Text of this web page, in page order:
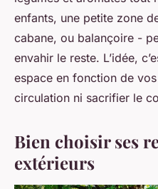
enfants, une petite zone
cabane, ou balançoire -
envahir le reste. L’idée,
espace en fonction de
circulation ni sacrifier le
Bien choisir ses
extérieurs